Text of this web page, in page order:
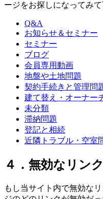
ージをお探しになってみて
Q&A
お知らせ＆セミナー
セミナー
ブログ
会員専用動画
地盤や土地問題
契約手続きと管理問
建て替え・オーナー
未分類
滞納問題
登記と相続
近隣トラブル・空室
４．無効なリン
もし当サイト内で無効な